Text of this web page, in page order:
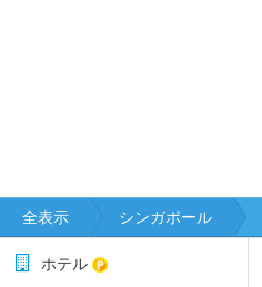
全表示 シンガポール
ホテル